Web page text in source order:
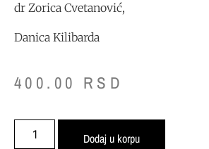
dr Zorica Cvetanović,
Danica Kilibarda
400.00 RSD
Dodaj u korpu